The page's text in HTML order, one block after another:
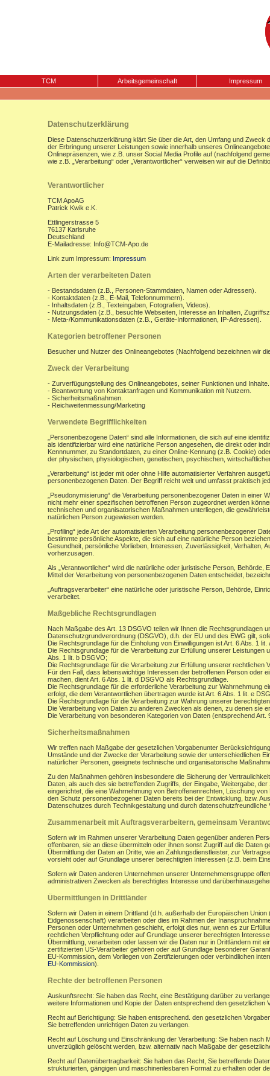
TCM Arbeitsgemeinschaft Impressum
Datenschutzerklärung
Diese Datenschutzerklärung klärt Sie über die Art, den Umfang und
der Erbringung unserer Leistungen sowie innerhalb unseres
Onlinepräsenzen, wie z.B. unser Social Media Profile auf (nachfolgend
wie z.B. „Verarbeitung“ oder „Verantwortlicher“ verweisen wir auf die
Verantwortlicher
TCM ApoAG
Patrick Kwik e.K.
Ettlingerstrasse 5
76137 Karlsruhe
Deutschland
E-Mailadresse: Info@TCM-Apo.de
Link zum Impressum: Impressum
Arten der verarbeiteten Daten
- Bestandsdaten (z.B., Personen-Stammdaten, Namen oder Adressen).
- Kontaktdaten (z.B., E-Mail, Telefonnummern).
- Inhaltsdaten (z.B., Texteingaben, Fotografien, Videos).
- Nutzungsdaten (z.B., besuchte Webseiten, Interesse an Inhalten,
- Meta-/Kommunikationsdaten (z.B., Geräte-Informationen, IP-Adressen).
Kategorien betroffener Personen
Besucher und Nutzer des Onlineangebotes (Nachfolgend bezeichnen wir
Zweck der Verarbeitung
- Zurverfügungstellung des Onlineangebotes, seiner Funktionen und Inhalte.
- Beantwortung von Kontaktanfragen und Kommunikation mit Nutzern.
- Sicherheitsmaßnahmen.
- Reichweitenmessung/Marketing
Verwendete Begrifflichkeiten
„Personenbezogene Daten“ sind alle Informationen, die sich auf eine
als identifizierbar wird eine natürliche Person angesehen, die direkt oder
Kennnummer, zu Standortdaten, zu einer Online-Kennung (z.B. Cookie)
der physischen, physiologischen, genetischen, psychischen,
„Verarbeitung“ ist jeder mit oder ohne Hilfe automatisierter Verfahren
personenbezogenen Daten. Der Begriff reicht weit und umfasst praktisch
„Pseudonymisierung“ die Verarbeitung personenbezogener Daten in
nicht mehr einer spezifischen betroffenen Person zugeordnet werden
technischen und organisatorischen Maßnahmen unterliegen, die
natürlichen Person zugewiesen werden.
„Profiling“ jede Art der automatisierten Verarbeitung personenbezogener
bestimmte persönliche Aspekte, die sich auf eine natürliche Person
Gesundheit, persönliche Vorlieben, Interessen, Zuverlässigkeit, Verhalten,
vorherzusagen.
Als „Verantwortlicher“ wird die natürliche oder juristische Person,
Mittel der Verarbeitung von personenbezogenen Daten entscheidet,
„Auftragsverarbeiter“ eine natürliche oder juristische Person, Behörde,
verarbeitet.
Maßgebliche Rechtsgrundlagen
Nach Maßgabe des Art. 13 DSGVO teilen wir Ihnen die
Datenschutzgrundverordnung (DSGVO), d.h. der EU und des EWG gilt,
Die Rechtsgrundlage für die Einholung von Einwilligungen ist Art. 6 Abs. 1
Die Rechtsgrundlage für die Verarbeitung zur Erfüllung unserer
Abs. 1 lit. b DSGVO;
Die Rechtsgrundlage für die Verarbeitung zur Erfüllung unserer rechtlichen
Für den Fall, dass lebenswichtige Interessen der betroffenen Person oder
machen, dient Art. 6 Abs. 1 lit. d DSGVO als Rechtsgrundlage.
Die Rechtsgrundlage für die erforderliche Verarbeitung zur Wahrnehmung
erfolgt, die dem Verantwortlichen übertragen wurde ist Art. 6 Abs. 1 lit. e
Die Rechtsgrundlage für die Verarbeitung zur Wahrung unserer
Die Verarbeitung von Daten zu anderen Zwecken als denen, zu denen sie
Die Verarbeitung von besonderen Kategorien von Daten (entsprechend
Sicherheitsmaßnahmen
Wir treffen nach Maßgabe der gesetzlichen Vorgabenunter
Umstände und der Zwecke der Verarbeitung sowie der unterschiedlichen
natürlicher Personen, geeignete technische und organisatorische
Zu den Maßnahmen gehören insbesondere die Sicherung der
Daten, als auch des sie betreffenden Zugriffs, der Eingabe, Weitergabe,
eingerichtet, die eine Wahrnehmung von Betroffenenrechten, Löschung
den Schutz personenbezogener Daten bereits bei der Entwicklung, bzw.
Datenschutzes durch Technikgestaltung und durch datenschutzfreundliche
Zusammenarbeit mit Auftragsverarbeitern, gemeinsam
Sofern wir im Rahmen unserer Verarbeitung Daten gegenüber anderen
offenbaren, sie an diese übermitteln oder ihnen sonst Zugriff auf die Daten
Übermittlung der Daten an Dritte, wie an Zahlungsdienstleister, zur
vorsieht oder auf Grundlage unserer berechtigten Interessen (z.B. beim
Sofern wir Daten anderen Unternehmen unserer Unternehmensgruppe
administrativen Zwecken als berechtigtes Interesse und
Übermittlungen in Drittländer
Sofern wir Daten in einem Drittland (d.h. außerhalb der Europäischen
Eidgenossenschaft) verarbeiten oder dies im Rahmen der
Personen oder Unternehmen geschieht, erfolgt dies nur, wenn es zur
rechtlichen Verpflichtung oder auf Grundlage unserer berechtigten
Übermittlung, verarbeiten oder lassen wir die Daten nur in Drittländern mit
zertifizierten US-Verarbeiter gehören oder auf Grundlage besonderer
EU-Kommission, dem Vorliegen von Zertifizierungen oder verbindlichen
EU-Kommission).
Rechte der betroffenen Personen
Auskunftsrecht: Sie haben das Recht, eine Bestätigung darüber zu
weitere Informationen und Kopie der Daten entsprechend den gesetzlichen
Recht auf Berichtigung: Sie haben entsprechend. den gesetzlichen
Sie betreffenden unrichtigen Daten zu verlangen.
Recht auf Löschung und Einschränkung der Verarbeitung: Sie haben
unverzüglich gelöscht werden, bzw. alternativ nach Maßgabe der
Recht auf Datenübertragbarkeit: Sie haben das Recht, Sie betreffende
strukturierten, gängigen und maschinenlesbaren Format zu erhalten oder